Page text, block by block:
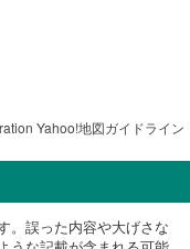
Yahoo!地図ガイドライン
。誤った内容や大げさな